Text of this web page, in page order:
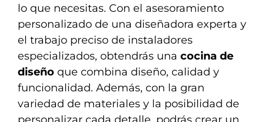
lo que necesitas. Con el asesoramiento
personalizado de una diseñadora experta y
el trabajo preciso de instaladores
especializados, obtendrás una cocina de
diseño que combina diseño, calidad y
funcionalidad. Además, con la gran
variedad de materiales y la posibilidad de